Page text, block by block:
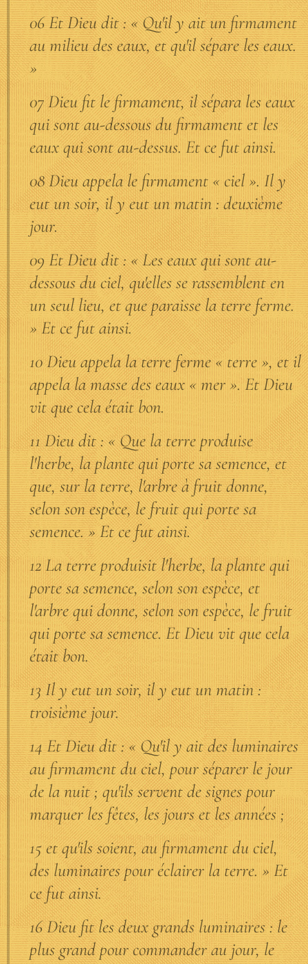
06 Et Dieu dit : « Qu'il y ait un firmament
au milieu des eaux, et qu'il sépare les eaux.
»
07 Dieu fit le firmament, il sépara les eaux
qui sont au-dessous du firmament et les
eaux qui sont au-dessus. Et ce fut ainsi.
08 Dieu appela le firmament « ciel ». Il y
eut un soir, il y eut un matin : deuxième
jour.
09 Et Dieu dit : « Les eaux qui sont au-
dessous du ciel, qu'elles se rassemblent en
un seul lieu, et que paraisse la terre ferme.
» Et ce fut ainsi.
10 Dieu appela la terre ferme « terre », et il
appela la masse des eaux « mer ». Et Dieu
vit que cela était bon.
11 Dieu dit : « Que la terre produise
l'herbe, la plante qui porte sa semence, et
que, sur la terre, l'arbre à fruit donne,
selon son espèce, le fruit qui porte sa
semence. » Et ce fut ainsi.
12 La terre produisit l'herbe, la plante qui
porte sa semence, selon son espèce, et
l'arbre qui donne, selon son espèce, le fruit
qui porte sa semence. Et Dieu vit que cela
était bon.
13 Il y eut un soir, il y eut un matin :
troisième jour.
14 Et Dieu dit : « Qu'il y ait des luminaires
au firmament du ciel, pour séparer le jour
de la nuit ; qu'ils servent de signes pour
marquer les fêtes, les jours et les années ;
15 et qu'ils soient, au firmament du ciel,
des luminaires pour éclairer la terre. » Et
ce fut ainsi.
16 Dieu fit les deux grands luminaires : le
plus grand pour commander au jour, le